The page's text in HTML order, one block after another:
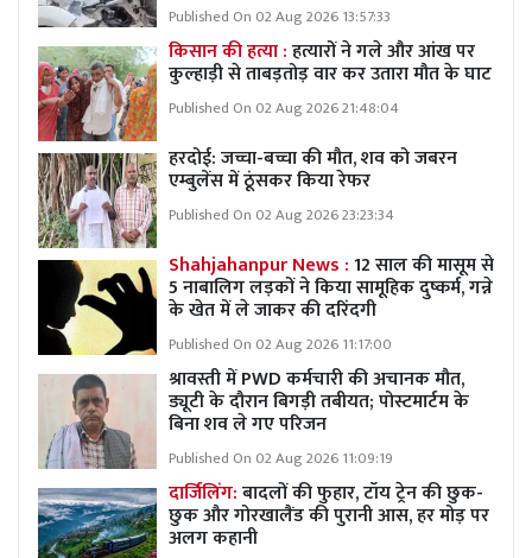
Published On 02 Aug 2026 13:57:33
किसान की हत्या :हत्यारों ने गले और आंख पर
कुल्हाड़ी से ताबड़तोड़ वार कर उतारा मौत के घाट
Published On 02 Aug 2026 21:48:04
हरदोई: जच्चा-बच्चा की मौत, शव को जबरन
एम्बुलेंस में ठूंसकर किया रेफर
Published On 02 Aug 2026 23:23:34
Shahjahanpur News :12 साल की मासूम से
5 नाबालिग लड़कों ने किया सामूहिक दुष्कर्म, गन्ने
के खेत में ले जाकर की दरिंदगी
Published On 02 Aug 2026 11:17:00
श्रावस्ती में PWD कर्मचारी की अचानक मौत,
ड्यूटी के दौरान बिगड़ी तबीयत; पोस्टमार्टम के
बिना शव ले गए परिजन
Published On 02 Aug 2026 11:09:19
दार्जिलिंग:बादलों की फुहार, टॉय ट्रेन की छुक-
छुक और गोरखालैंड की पुरानी आस, हर मोड़ पर
अलग कहानी